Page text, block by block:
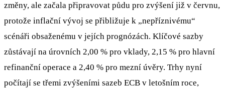
změny, ale začala připravovat půdu pro zvýšení již v červnu,
protože inflační vývoj se přibližuje k „nepříznivému“
scénáři obsaženému v jejích prognózách. Klíčové sazby
zůstávají na úrovních 2,00 % pro vklady, 2,15 % pro hlavní
refinanční operace a 2,40 % pro mezní úvěry. Trhy nyní
počítají se třemi zvýšeními sazeb ECB v letošním roce,